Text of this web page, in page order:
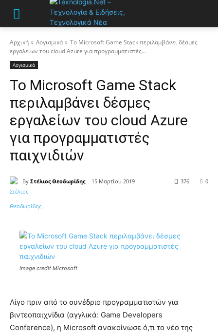
Αρχική Λογισμικά
Το Microsoft Game Stack περιλαμβάνει δέσμες
εργαλείων του cloud Azure για προγραμματιστές...
Λογισμικά
Το Microsoft Game Stack
περιλαμβάνει δέσμες
εργαλείων του cloud Azure
για προγραμματιστές
παιχνιδιών
By Στέλιος Θεοδωρίδης 15 Μαρτίου 2019 0
376
Image credit Microsoft
Λίγο πριν από το συνέδριο προγραμματιστών για
βιντεοπαιχνίδια (αγγλικά: Game Developers
Conference), η Microsoft ανακοίνωσε ό,τι το νέο της